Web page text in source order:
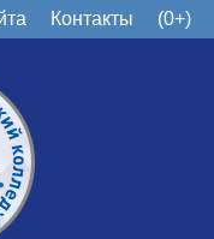
Контакты (0+)